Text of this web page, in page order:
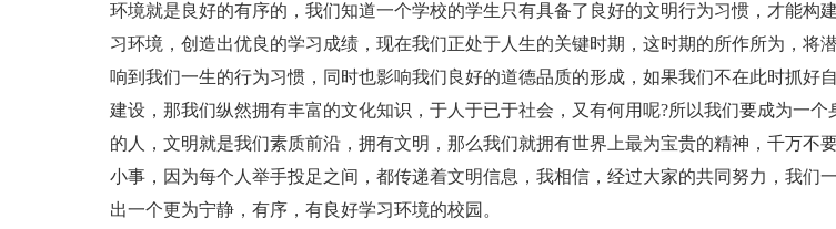
环境就是良好的有序的，我们知道一个学校的学生只有具备了良好的文明行为习惯，才能构
习环境，创造出优良的学习成绩，现在我们正处于人生的关键时期，这时期的所作所为，将
响到我们一生的行为习惯，同时也影响我们良好的道德品质的形成，如果我们不在此时抓好
建设，那我们纵然拥有丰富的文化知识，于人于已于社会，又有何用呢?所以我们要成为一个
的人，文明就是我们素质前沿，拥有文明，那么我们就拥有世界上最为宝贵的精神，千万不
小事，因为每个人举手投足之间，都传递着文明信息，我相信，经过大家的共同努力，我们
出一个更为宁静，有序，有良好学习环境的校园。